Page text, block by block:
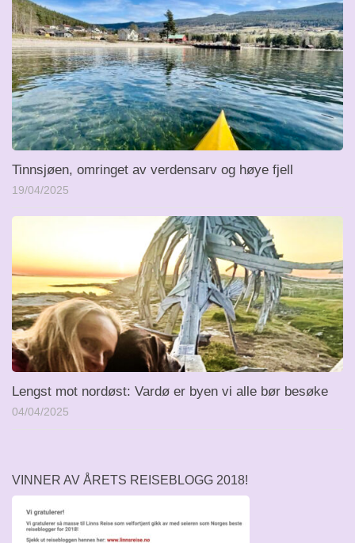
Tinnsjøen, omringet av verdensarv og høye fjell
19/04/2025
Lengst mot nordøst: Vardø er byen vi alle bør besøke
04/04/2025
VINNER AV ÅRETS REISEBLOGG 2018!